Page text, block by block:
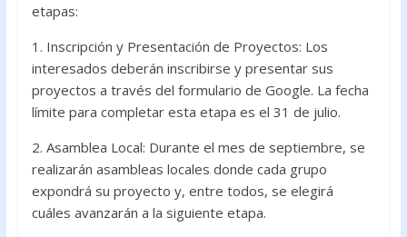
etapas:
1. Inscripción y Presentación de Proyectos: Los
interesados deberán inscribirse y presentar sus
proyectos a través del formulario de Google. La fecha
límite para completar esta etapa es el 31 de julio.
2. Asamblea Local: Durante el mes de septiembre, se
realizarán asambleas locales donde cada grupo
expondrá su proyecto y, entre todos, se elegirá
cuáles avanzarán a la siguiente etapa.